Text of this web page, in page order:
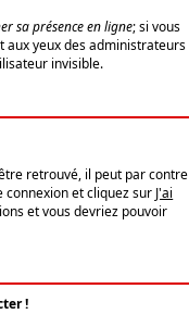
sa présence en ligne; si vous
aux yeux des administrateurs
invisible.
retrouvé, il peut par contre
connexion et cliquez sur J'ai
et vous devriez pouvoir
!